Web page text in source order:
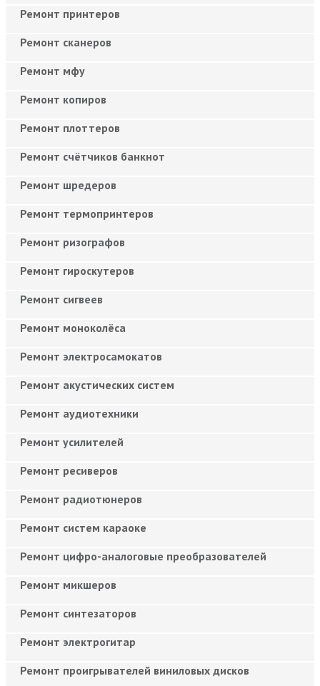
Ремонт принтеров
Ремонт сканеров
Ремонт мфу
Ремонт копиров
Ремонт плоттеров
Ремонт счётчиков банкнот
Ремонт шредеров
Ремонт термопринтеров
Ремонт ризографов
Ремонт гироскутеров
Ремонт сигвеев
Ремонт моноколёса
Ремонт электросамокатов
Ремонт акустических систем
Ремонт аудиотехники
Ремонт усилителей
Ремонт ресиверов
Ремонт радиотюнеров
Ремонт систем караоке
Ремонт цифро-аналоговые преобразователей
Ремонт микшеров
Ремонт синтезаторов
Ремонт электрогитар
Ремонт проигрывателей виниловых дисков